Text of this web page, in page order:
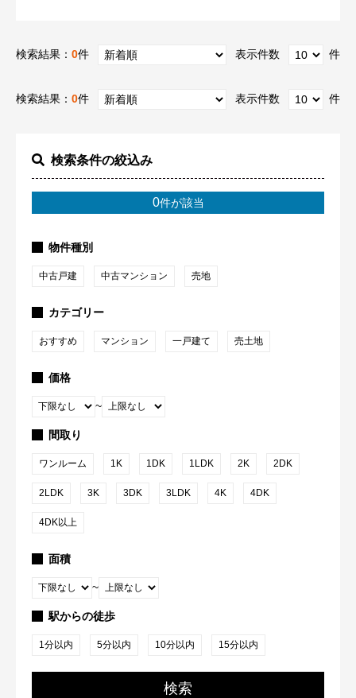
検索条件の絞込み
0件が該当
物件種別
中古戸建 中古マンション 売地
カテゴリー
おすすめ マンション 一戸建て 売土地
価格
~
間取り
ワンルーム 1K 1DK 1LDK 2K 2DK
2LDK 3K 3DK 3LDK 4K 4DK
4DK以上
面積
~
駅からの徒歩
1分以内 5分以内 10分以内 15分以内
検索
検索結果： 0件 表示件数 件
検索結果： 0件 表示件数 件